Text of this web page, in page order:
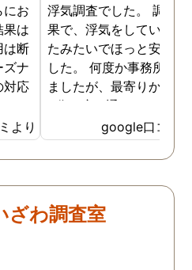
にお
果は
は断
ズナ
対応
にす
より
浮気調査でした。 調査
果で、浮気をしていなか
たみたいでほっと安心し
した。 何度か事務所に
ましたが、最寄りから徒
3分程度で通いやすかっ
google口コミ
ざわ調査室